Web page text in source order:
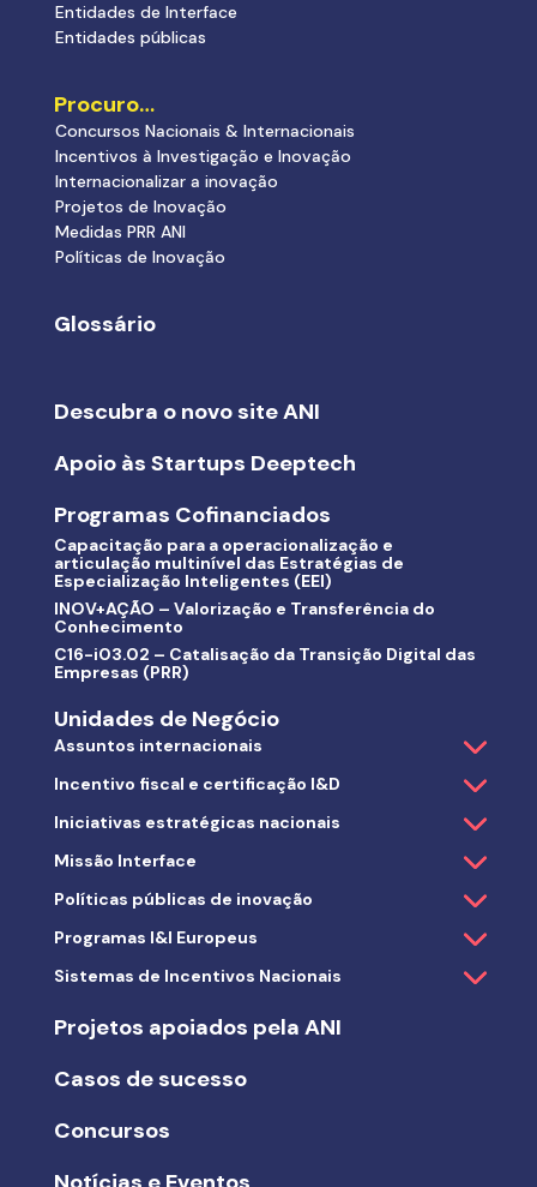
Entidades de Interface
Entidades públicas
Procuro…
Concursos Nacionais & Internacionais
Incentivos à Investigação e Inovação
Internacionalizar a inovação
Projetos de Inovação
Medidas PRR ANI
Políticas de Inovação
Glossário
Descubra o novo site ANI
Apoio às Startups Deeptech
Programas Cofinanciados
Capacitação para a operacionalização e
articulação multinível das Estratégias de
Especialização Inteligentes (EEI)
INOV+AÇÃO – Valorização e Transferência do
Conhecimento
C16-i03.02 – Catalisação da Transição Digital das
Empresas (PRR)
Unidades de Negócio
Assuntos internacionais
Incentivo fiscal e certificação I&D
Iniciativas estratégicas nacionais
Missão Interface
Políticas públicas de inovação
Programas I&I Europeus
Sistemas de Incentivos Nacionais
Projetos apoiados pela ANI
Casos de sucesso
Concursos